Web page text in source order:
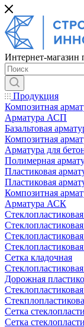
Интернет-магазин
Продукция
Композитная
Арматура АСП
Базальтовая
Композитная
Арматура для
Полимерная
Пластиковая
Пластиковая
Композитная
Арматура АСК
Сетка кладочная
Стеклопластиковая
Дорожная
Сетка
Сетка